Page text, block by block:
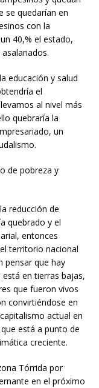
se quedarían en
con la
40,% el estado,
educación y salud
el
al nivel más
quebraría la
un
de pobreza y
reducción de
quebrado y el
entonces
territorio nacional
pensar que hay
en tierras bajas,
que fueron vivos
convirtiéndose en
actual en
está a punto de
creciente.
Tórrida por
en el próximo